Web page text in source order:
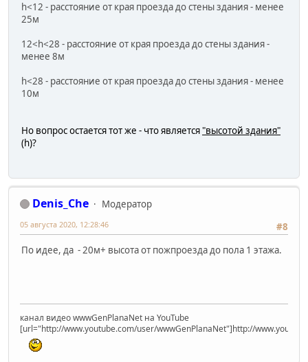
h<12 - расстояние от края проезда до стены здания - менее
25м
12<h<28 - расстояние от края проезда до стены здания -
менее 8м
h<28 - расстояние от края проезда до стены здания - менее
10м
Но вопрос остается тот же - что является"высотой здания"
(h)?
Denis_Che
Модератор
#8
05 августа 2020, 12:28:46
По идее, да - 20м+ высота от пожпроезда до пола 1 этажа.
канал видео wwwGenPlanaNet на YouTube
[url="http://www.youtube.com/user/wwwGenPlanaNet"]http://